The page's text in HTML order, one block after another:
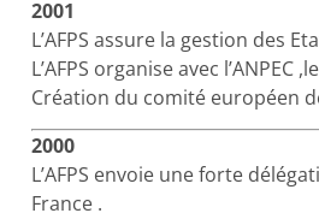
2001
L’AFPS assure la gestion des
L’AFPS organise avec
Création du comité européen de
2000
L’AFPS envoie une forte
France .